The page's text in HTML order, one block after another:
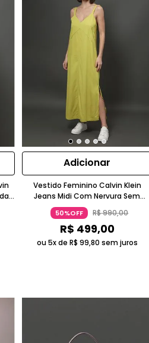
Adicionar
Vestido Feminino Calvin Klein
Jeans Midi Com Nervura Sem
Manga Amarelo Claro
50%OFF R$990,00
R$ 499,00
ou 5x de R$ 99,80 sem juros